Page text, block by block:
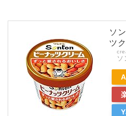
ソ
ツ
ソ